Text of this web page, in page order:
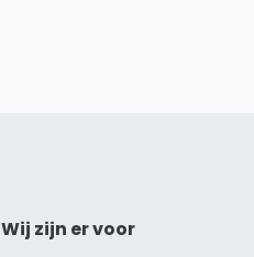
Wij zijn er voor